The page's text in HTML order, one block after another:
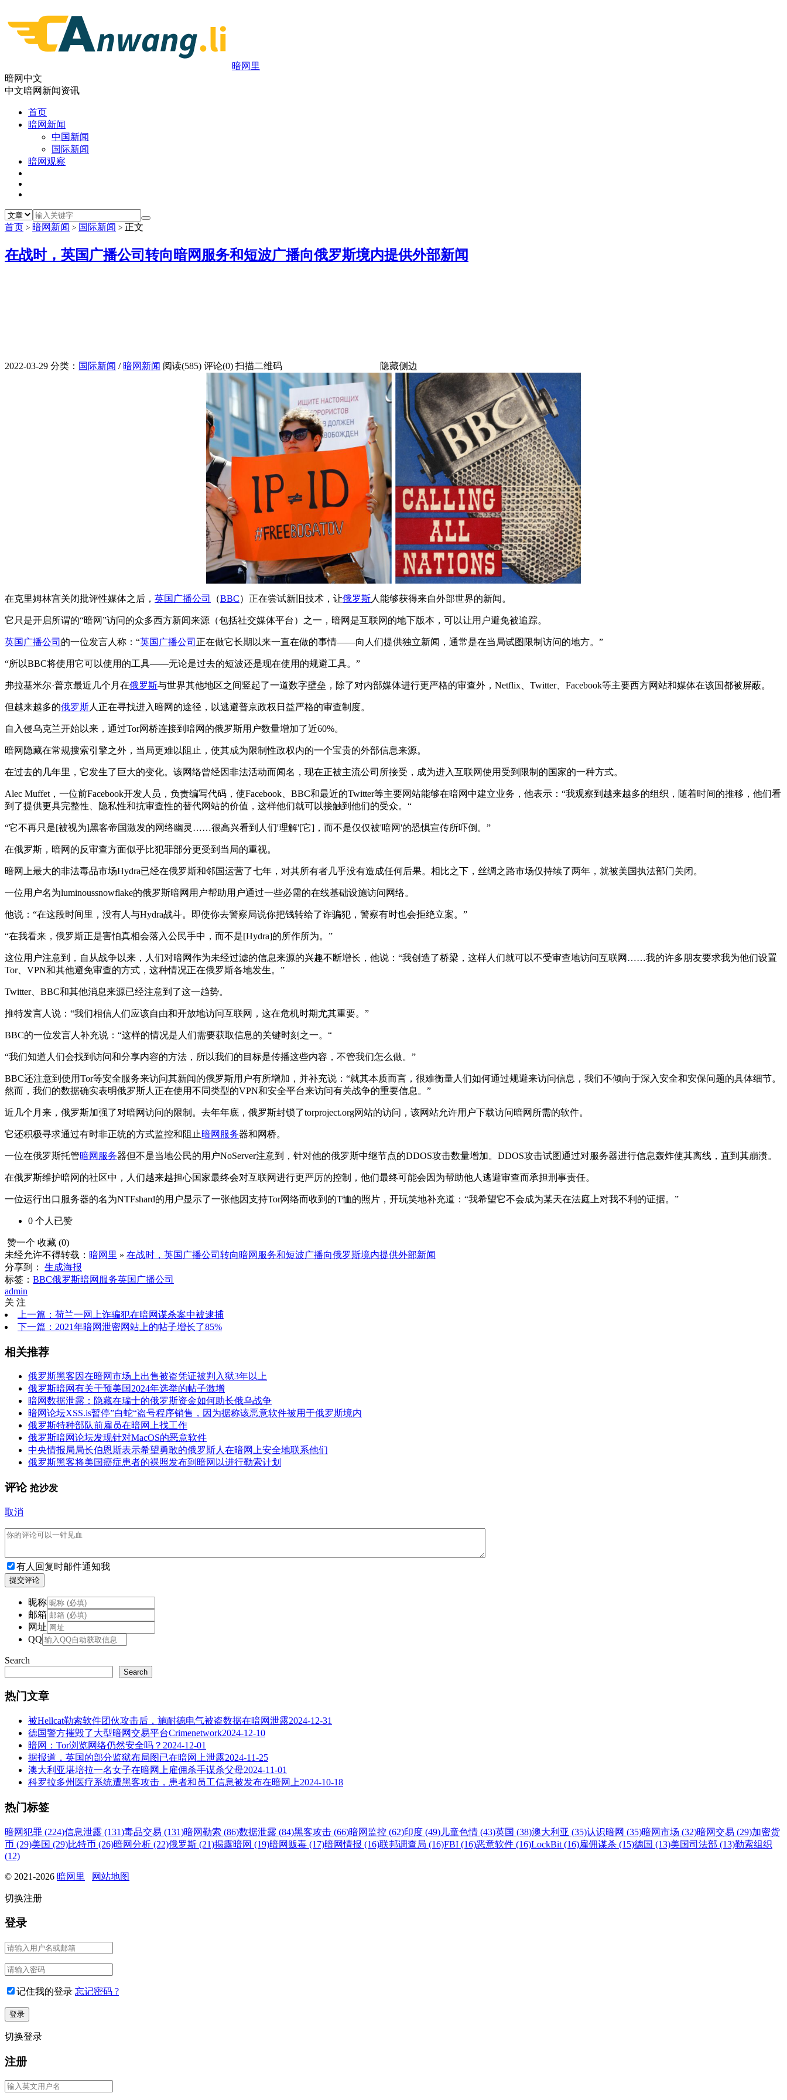
暗网里
暗网中文
中文暗网新闻资讯
首页
暗网新闻
中国新闻
国际新闻
暗网观察
首页 > 暗网新闻 > 国际新闻 > 正文
在战时，英国广播公司转向暗网服务和短波广播向俄罗斯境内提供外部新闻
2022-03-29 分类： 国际新闻 / 暗网新闻 阅读(585) 评论(0) 扫描二维码 隐藏侧边
在克里姆林宫关闭批评性媒体之后， 英国广播公司 （BBC）正在尝试新旧技术，让俄罗斯人能够获得来自外部世界的新闻。
它只是开启所谓的“暗网”访问的众多西方新闻来源（包括社交媒体平台）之一，暗网是互联网的地下版本，可以让用户避免被追踪。
英国广播公司 的一位发言人称：“英国广播公司 正在做它长期以来一直在做的事情——向人们提供独立新闻，通常是在当局试图限制访问的地方。”
“所以BBC将使用它可以使用的工具——无论是过去的短波还是现在使用的规避工具。”
弗拉基米尔·普京最近几个月在俄罗斯与世界其他地区之间竖起了一道数字壁垒，除了对内部媒体进行更严格的审查外，Netflix、Twitter、Facebook等主要西方网站和媒体在该国都被屏蔽。
但越来越多的俄罗斯人正在寻找进入暗网的途径，以逃避普京政权日益严格的审查制度。
自入侵乌克兰开始以来，通过Tor网桥连接到暗网的俄罗斯用户数量增加了近60%。
暗网隐藏在常规搜索引擎之外，当局更难以阻止，使其成为限制性政权内的一个宝贵的外部信息来源。
在过去的几年里，它发生了巨大的变化。该网络曾经因非法活动而闻名，现在正被主流公司所接受，成为进入互联网使用受到限制的国家的一种方式。
Alec Muffet，一位前Facebook开发人员，负责编写代码，使Facebook、BBC和最近的Twitter等主要网站能够在暗网中建立业务，他表示：“我观察到越来越多的组织，随着时间的推移，他们看
到了提供更具完整性、隐私性和抗审查性的替代网站的价值，这样他们就可以接触到他们的受众。“
“它不再只是[被视为]黑客帝国激发的网络幽灵……很高兴看到人们'理解'[它]，而不是仅仅被'暗网'的恐惧宣传所吓倒。”
在俄罗斯，暗网的反审查方面似乎比犯罪部分更受到当局的重视。
暗网上最大的非法毒品市场Hydra已经在俄罗斯和邻国运营了七年，对其所有者几乎没有造成任何后果。相比之下，丝绸之路市场仅持续了两年，就被美国执法部门关闭。
一位用户名为luminoussnowflake的俄罗斯暗网用户帮助用户通过一些必需的在线基础设施访问网络。
他说：“在这段时间里，没有人与Hydra战斗。即使你去警察局说你把钱转给了诈骗犯，警察有时也会拒绝立案。”
“在我看来，俄罗斯正是害怕真相会落入公民手中，而不是[Hydra]的所作所为。”
这位用户注意到，自从战争以来，人们对暗网作为未经过滤的信息来源的兴趣不断增长，他说：“我创造了桥梁，这样人们就可以不受审查地访问互联网……我的许多朋友要求我为他们设置
Tor、VPN和其他避免审查的方式，这种情况正在俄罗斯各地发生。”
Twitter、BBC和其他消息来源已经注意到了这一趋势。
推特发言人说：“我们相信人们应该自由和开放地访问互联网，这在危机时期尤其重要。”
BBC的一位发言人补充说：“这样的情况是人们需要获取信息的关键时刻之一。“
“我们知道人们会找到访问和分享内容的方法，所以我们的目标是传播这些内容，不管我们怎么做。”
BBC还注意到使用Tor等安全服务来访问其新闻的俄罗斯用户有所增加，并补充说：“就其本质而言，很难衡量人们如何通过规避来访问信息，我们不倾向于深入安全和安保问题的具体细节。
然而，我们的数据确实表明俄罗斯人正在使用不同类型的VPN和安全平台来访问有关战争的重要信息。”
近几个月来，俄罗斯加强了对暗网访问的限制。去年年底，俄罗斯封锁了torproject.org网站的访问，该网站允许用户下载访问暗网所需的软件。
它还积极寻求通过有时非正统的方式监控和阻止暗网服务器和网桥。
一位在俄罗斯托管暗网服务器但不是当地公民的用户NoServer注意到，针对他的俄罗斯中继节点的DDOS攻击数量增加。DDOS攻击试图通过对服务器进行信息轰炸使其离线，直到其崩溃。
在俄罗斯维护暗网的社区中，人们越来越担心国家最终会对互联网进行更严厉的控制，他们最终可能会因为帮助他人逃避审查而承担刑事责任。
一位运行出口服务器的名为NTFshard的用户显示了一张他因支持Tor网络而收到的T恤的照片，开玩笑地补充道：“我希望它不会成为某天在法庭上对我不利的证据。”
0 个人 已赞
赞一个 收藏 (0)
未经允许不得转载： 暗网里 » 在战时，英国广播公司转向暗网服务和短波广播向俄罗斯境内提供外部新闻
分享到：
生成海报
标签： BBC俄罗斯暗网服务英国广播公司
admin
关 注
上一篇：荷兰一网上诈骗犯在暗网谋杀案中被逮捕
下一篇：2021年暗网泄密网站上的帖子增长了85%
相关推荐
俄罗斯黑客因在暗网市场上出售被盗凭证被判入狱3年以上
俄罗斯暗网有关干预美国2024年选举的帖子激增
暗网数据泄露：隐藏在瑞士的俄罗斯资金如何助长俄乌战争
暗网论坛XSS.is暂停”白蛇“盗号程序销售，因为据称该恶意软件被用于俄罗斯境内
俄罗斯特种部队前雇员在暗网上找工作
俄罗斯暗网论坛发现针对MacOS的恶意软件
中央情报局局长伯恩斯表示希望勇敢的俄罗斯人在暗网上安全地联系他们
俄罗斯黑客将美国癌症患者的裸照发布到暗网以进行勒索计划
评论 抢沙发
取消
有人回复时邮件通知我
提交评论
昵称
邮箱
网址
QQ
Search
Search
热门文章
被Hellcat勒索软件团伙攻击后，施耐德电气被盗数据在暗网泄露2024-12-31
德国警方摧毁了大型暗网交易平台Crimenetwork2024-12-10
暗网：Tor浏览网络仍然安全吗？ 2024-12-01
据报道，英国的部分监狱布局图已在暗网上泄露2024-11-25
澳大利亚堪培拉一名女子在暗网上雇佣杀手谋杀父母2024-11-01
科罗拉多州医疗系统遭黑客攻击，患者和员工信息被发布在暗网上2024-10-18
热门标签
暗网犯罪 (224)信息泄露 (131)毒品交易 (131)暗网勒索 (86)数据泄露 (84)黑客攻击 (66)暗网监控 (62)印度 (49) 儿童色情 (43)英国 (38)澳大利亚 (35)认识暗网 (35)暗网市场 (32)暗网交易 (29)加密货
币 (29)美国 (29)比特币 (26)暗网分析 (22)俄罗斯 (21)揭露暗网 (19)暗网贩毒 (17)暗网情报 (16)联邦调查局 (16)FBI (16)恶意软件 (16)LockBit (16)雇佣谋杀 (15)德国 (13)美国司法部 (13)勒索组织
(12)
© 2021-2026 暗网里 网站地图
切换注册
登录
记住我的登录 忘记密码 ?
切换登录
注册